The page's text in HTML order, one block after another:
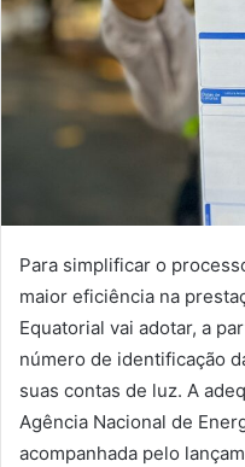
Para simplificar o
maior eficiência na
Equatorial vai adotar, a
número de identificação
suas contas de luz. A
Agência Nacional de
acompanhada pelo